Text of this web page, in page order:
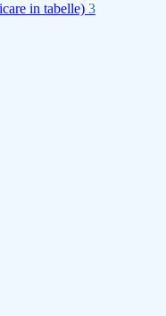
in tabelle) 3